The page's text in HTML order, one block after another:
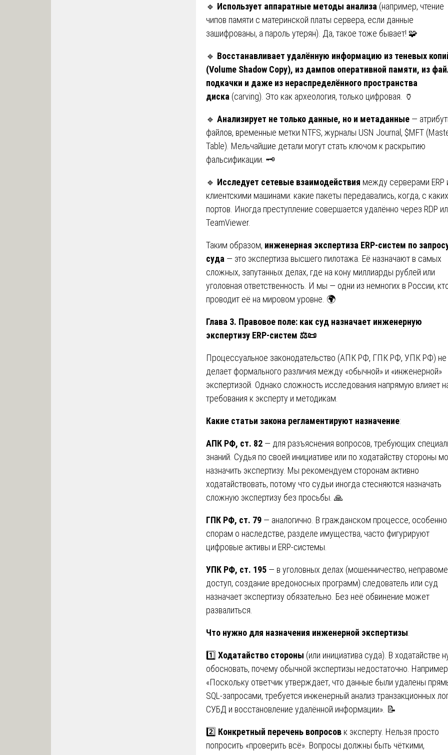
🔹 Использует аппаратные методы анализа (например, чтение
чипов памяти с материнской платы сервера, если данные
зашифрованы, а пароль утерян). Да, такое тоже бывает! 🧩
🔹 Восстанавливает удалённую информацию из теневых
(Volume Shadow Copy), из дампов оперативной памяти, из
подкачки и даже из нераспределённого пространства
диска (carving). Это как археология, только цифровая. 🏺
🔹 Анализирует не только данные, но и метаданные —
файлов, временные метки NTFS, журналы USN Journal, $MFT
Table). Мельчайшие детали могут стать ключом к раскрытию
фальсификации. 🗝️
🔹 Исследует сетевые взаимодействия между серверами ERP
клиентскими машинами: какие пакеты передавались, когда, с каких
портов. Иногда преступление совершается удалённо через RDP
TeamViewer.
Таким образом, инженерная экспертиза ERP-систем по
суда — это экспертиза высшего пилотажа. Её назначают в самых
сложных, запутанных делах, где на кону миллиарды рублей или
уголовная ответственность. И мы — одни из немногих в России,
проводит её на мировом уровне. 🌍
Глава 3. Правовое поле: как суд назначает инженерную
экспертизу ERP-систем ⚖📜
Процессуальное законодательство (АПК РФ, ГПК РФ, УПК РФ) не
делает формального различия между «обычной» и «инженерной»
экспертизой. Однако сложность исследования напрямую влияет
требования к эксперту и методикам.
Какие статьи закона регламентируют назначение:
АПК РФ, ст. 82 — для разъяснения вопросов, требующих
знаний. Судья по своей инициативе или по ходатайству стороны
назначить экспертизу. Мы рекомендуем сторонам активно
ходатайствовать, потому что судьи иногда стесняются назначать
сложную экспертизу без просьбы. 🙏
ГПК РФ, ст. 79 — аналогично. В гражданском процессе,
спорам о наследстве, разделе имущества, часто фигурируют
цифровые активы и ERP-системы.
УПК РФ, ст. 195 — в уголовных делах (мошенничество,
доступ, создание вредоносных программ) следователь или суд
назначает экспертизу обязательно. Без неё обвинение может
развалиться.
Что нужно для назначения инженерной экспертизы:
1️⃣ Ходатайство стороны (или инициатива суда). В ходатайстве
обосновать, почему обычной экспертизы недостаточно.
«Поскольку ответчик утверждает, что данные были удалены
SQL-запросами, требуется инженерный анализ транзакционных
СУБД и восстановление удалённой информации». 📝
2️⃣ Конкретный перечень вопросов к эксперту. Нельзя просто
попросить «проверить всё». Вопросы должны быть чёткими,